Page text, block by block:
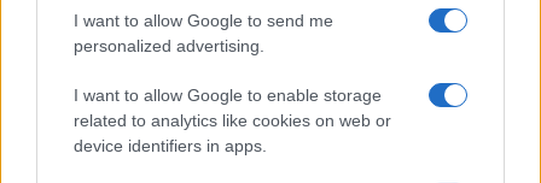
I want to allow Google to send me
personalized advertising.
I want to allow Google to enable storage
related to analytics like cookies on web or
device identifiers in apps.
NECROLOGIE
Mario Malu